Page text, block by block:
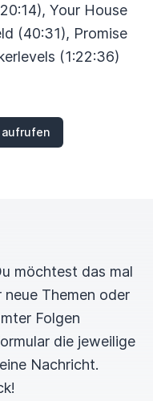
Your House
(40:31), Promise
(1:22:36)
aufrufen
möchtest das mal
Themen oder
Folgen
die jeweilige
Nachricht.